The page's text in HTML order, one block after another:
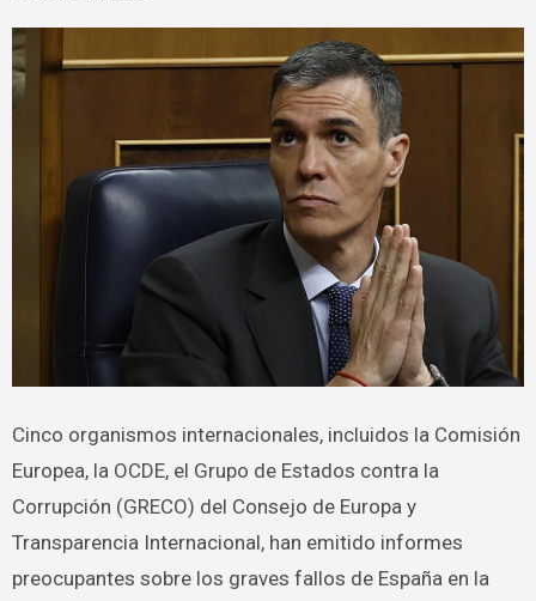
Cinco organismos internacionales, incluidos la Comisión
Europea, la OCDE, el Grupo de Estados contra la
Corrupción (GRECO) del Consejo de Europa y
Transparencia Internacional, han emitido informes
preocupantes sobre los graves fallos de España en la